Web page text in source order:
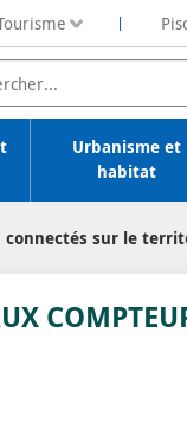
Energétique
Urbanisme et
habitat
connectés sur le